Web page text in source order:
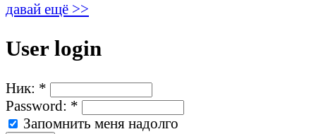
давай ещё >>
User login
Ник: *
Password: *
Запомнить меня надолго